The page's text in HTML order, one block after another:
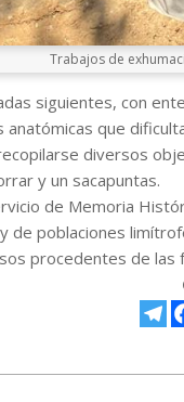
Trabajos de
siguientes, con
que
diversos
y un sacapuntas.
de Memoria
de poblaciones
procedentes de las